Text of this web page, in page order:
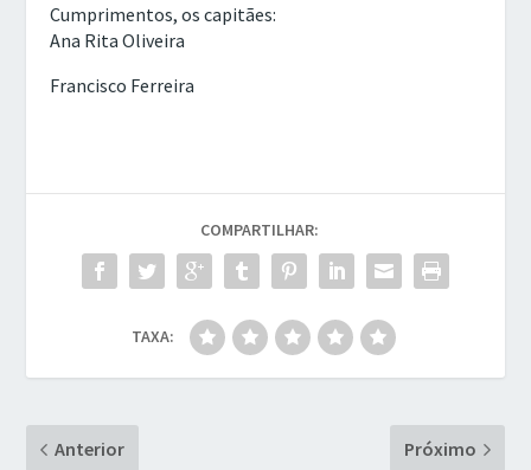
Cumprimentos, os capitães:
Ana Rita Oliveira
Francisco Ferreira
COMPARTILHAR:
TAXA:
Anterior Próximo